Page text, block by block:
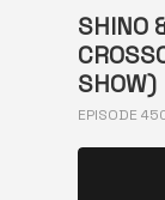
SHINO
SHOW)
EPISODE